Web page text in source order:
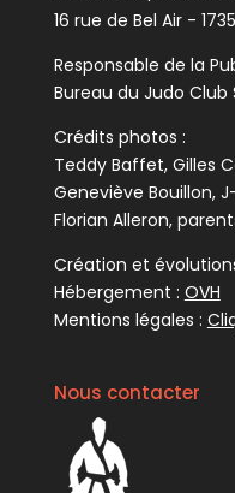
16 rue de Bel Air -
Responsable de la
Bureau du Judo Club
Crédits photos :
Teddy Baffet, Gilles
Geneviève Bouillon,
Florian Alleron,
Création et
Hébergement : OVH
Mentions légales :
Nous contacter